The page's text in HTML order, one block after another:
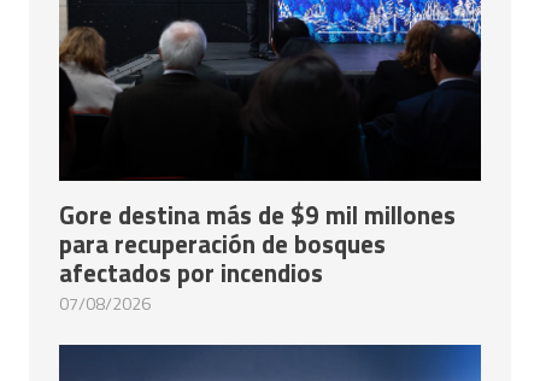
Gore destina más de $9 mil millones
para recuperación de bosques
afectados por incendios
07/08/2026